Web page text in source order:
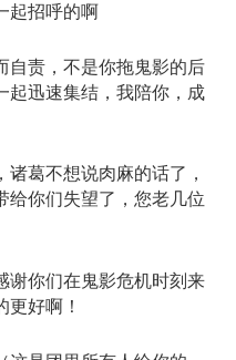
起招呼的啊
自责，不是你拖鬼影的后
起迅速集结，我陪你，成
葛不想说肉麻的话了，
给你们失望了，您老几位
谢你们在鬼影危机时刻来
好啊！